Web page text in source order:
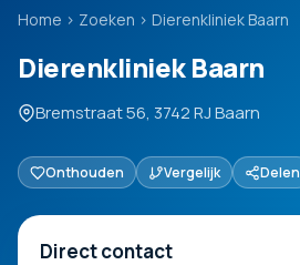
Home › Zoeken › Dierenkliniek Baarn
Dierenkliniek Baarn
Bremstraat 56, 3742 RJ Baarn
Onthouden Vergelijk Delen
Direct contact